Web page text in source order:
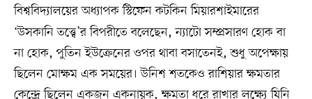
বিশ্ববিদ্যালয়ের অধ্যাপক স্টিফেন কটকিন মিয়ারশাইমারের
‘উসকানি তত্ত্বে’র বিপরীতে বলেছেন, ন্যাটো সম্প্রসারণ হোক বা
না হোক, পুতিন ইউক্রেনের ওপর থাবা বসাতেনই, শুধু অপেক্ষায়
ছিলেন মোক্ষম এক সময়ের। উনিশ শতকেও রাশিয়ার ক্ষমতার
কেন্দ্রে ছিলেন একজন একনায়ক, ক্ষমতা ধরে রাখার লক্ষ্যে যিনি